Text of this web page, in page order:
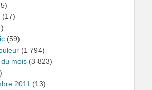
(17)
(59)
(1 794)
mois (3 823)
2011 (13)